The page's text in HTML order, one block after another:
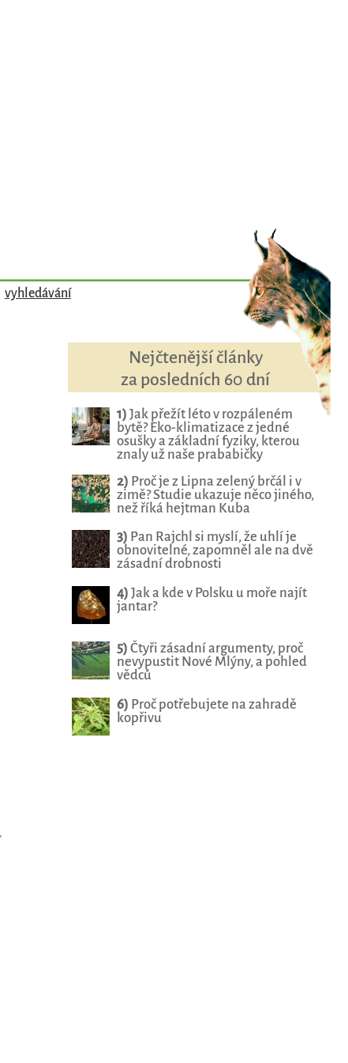
vyhledávání
Nejčtenější články
za posledních 60 dní
1) Jak přežít léto v rozpáleném
bytě? Eko-klimatizace z jedné
osušky a základní fyziky, kterou
znaly už naše prababičky
2) Proč je z Lipna zelený brčál i v
zimě? Studie ukazuje něco jiného,
než říká hejtman Kuba
3) Pan Rajchl si myslí, že uhlí je
obnovitelné, zapomněl ale na dvě
zásadní drobnosti
4) Jak a kde v Polsku u moře najít
jantar?
5) Čtyři zásadní argumenty, proč
nevypustit Nové Mlýny, a pohled
vědců
6) Proč potřebujete na zahradě
kopřivu